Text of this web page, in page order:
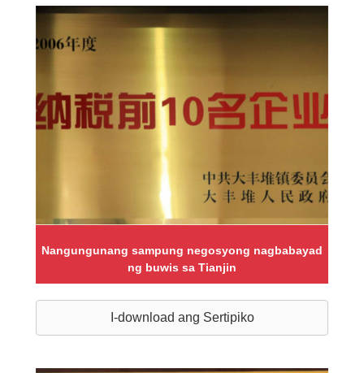
Nangungunang sampung negosyong nagbabayad
ng buwis sa Tianjin
I-download ang Sertipiko